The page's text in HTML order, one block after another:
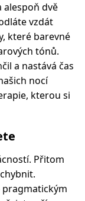
dvě
vzdát
které barevné
tónů.
a nastává čas
nocí
kterou si
Přitom